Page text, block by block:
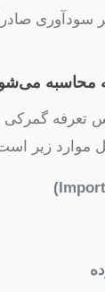
سودآوری
محاسبه
تعرفه گمرکی
موارد زیر